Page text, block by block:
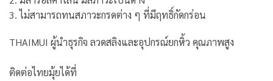
3. ไม่สามารถทนสภาวะกรดต่าง ๆ ที่มีฤทธิ์กัดกร่อนﾠ
THAIMUI ผู้นำธุรกิจ ลวดสลิงและอุปกรณ์ยกหิ้ว คุณภาพสูง
ติดต่อไทยมุ้ยได้ที่